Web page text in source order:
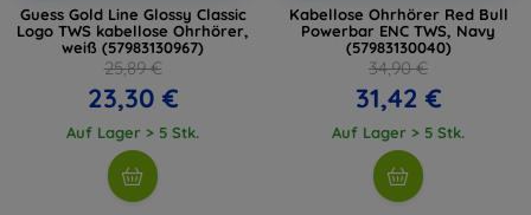
Guess Gold Line Glossy Classic
Logo TWS kabellose Ohrhörer,
weiß (57983130967)
25,89 €
23,30 €
Auf Lager > 5 Stk.
Kabellose Ohrhörer Red Bull
Powerbar ENC TWS, Navy
(57983130040)
34,90 €
31,42 €
Auf Lager > 5 Stk.